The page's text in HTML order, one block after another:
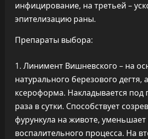
инфицирование, на третьей –
эпителизацию раны.
Препараты выбора:
Линимент Вишневского – на
натурального березового дегтя,
ксероформа. Накладывается под
раза в сутки. Способствует
фурункула на животе,
воспалительного процесса. На